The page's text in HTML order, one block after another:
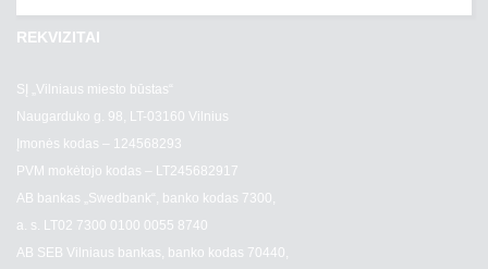
REKVIZITAI
SĮ „Vilniaus miesto būstas“
Naugarduko g. 98, LT-03160 Vilnius
Įmonės kodas – 124568293
PVM mokėtojo kodas – LT245682917
AB bankas „Swedbank“, banko kodas 7300,
a. s. LT02 7300 0100 0055 8740
AB SEB Vilniaus bankas, banko kodas 70440,